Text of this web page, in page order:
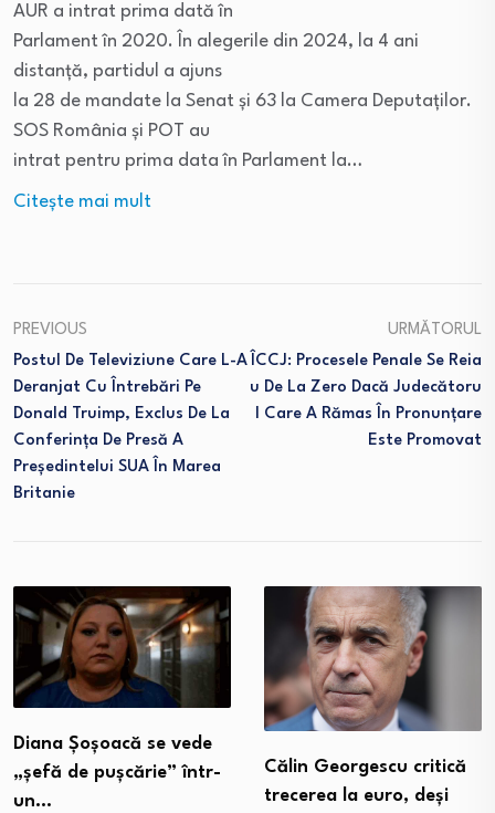
AUR a intrat prima dată în
Parlament în 2020. În alegerile din 2024, la 4 ani
distanță, partidul a ajuns
la 28 de mandate la Senat și 63 la Camera Deputaților.
SOS România și POT au
intrat pentru prima data în Parlament la…
Citeşte mai mult
PREVIOUS
Postul De Televiziune Care L-A
Deranjat Cu Întrebări Pe
Donald Truimp, Exclus De La
Conferinţa De Presă A
Președintelui SUA În Marea
Britanie
URMĂTORUL
ÎCCJ: Procesele Penale Se Reia
U De La Zero Dacă Judecătoru
L Care A Rămas În Pronunțare
Este Promovat
Diana Șoșoacă se vede
„șefă de pușcărie” într-
un…
Călin Georgescu critică
trecerea la euro, deși